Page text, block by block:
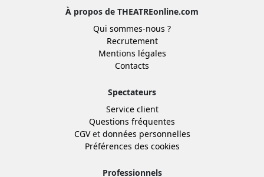
À propos de THEATREonline.com
Qui sommes-nous ?
Recrutement
Mentions légales
Contacts
Spectateurs
Service client
Questions fréquentes
CGVet données personnelles
Préférences des cookies
Professionnels